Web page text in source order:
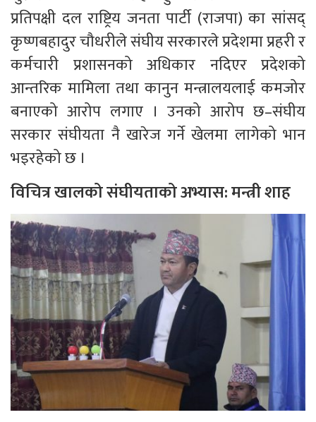
प्रतिपक्षी दल राष्ट्रिय जनता पार्टी (राजपा) का सांसद्
कृष्णबहादुर चौधरीले संघीय सरकारले प्रदेशमा प्रहरी र
कर्मचारी प्रशासनको अधिकार नदिएर प्रदेशको
आन्तरिक मामिला तथा कानुन मन्त्रालयलाई कमजोर
बनाएको आरोप लगाए । उनको आरोप छ–संघीय
सरकार संघीयता नै खारेज गर्ने खेलमा लागेको भान
भइरहेको छ ।
विचित्र खालको संघीयताको अभ्यास: मन्त्री शाह